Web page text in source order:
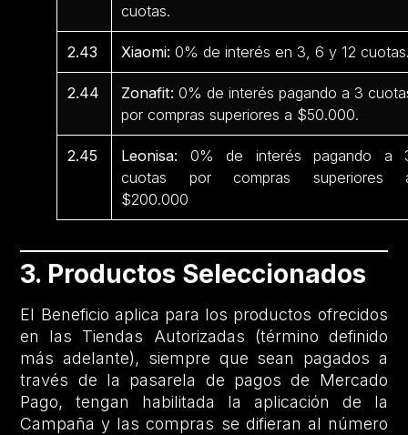
cuotas.
2.43 Xiaomi: 0% de interés en 3, 6 y 12
2.44 Zonafit: 0% de interés pagando a 3
por compras superiores a $50.000.
2.45 Leonisa: 0% de interés pagando a
cuotas por compras superiores
$200.000
3. Productos Seleccionados
El Beneficio aplica para los productos ofrecidos
en las Tiendas Autorizadas (término definido
más adelante), siempre que sean pagados a
través de la pasarela de pagos de Mercado
Pago, tengan habilitada la aplicación de la
Campaña y las compras se difieran al número